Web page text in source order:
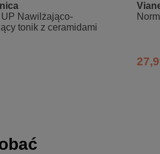
Glycerin, Glyceryl Stearate
Starch Hydrolysate,
Citric Acid, Parfum, Tetrasodium
UP Nawilżająco-
tonik z ceramidami